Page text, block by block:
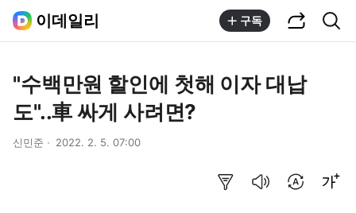
이데일리 구독
"수백만원 할인에 첫해 이자 대납
도"..車 싸게 사려면?
신민준 2022. 2. 5. 07:00